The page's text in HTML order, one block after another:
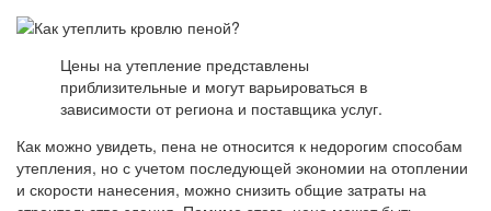
Цены на утепление представлены
приблизительные и могут варьироваться в
зависимости от региона и поставщика услуг.
Как можно увидеть, пена не относится к недорогим способам
утепления, но с учетом последующей экономии на отоплении
и скорости нанесения, можно снизить общие затраты на